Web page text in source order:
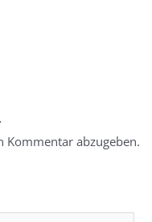
Kommentar abzugeben.